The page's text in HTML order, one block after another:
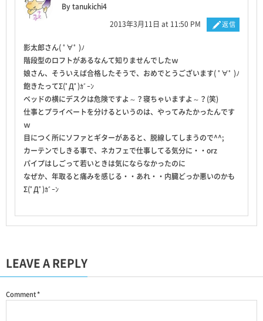
By tanukichi4
2013年3月11日 at 11:50 PM
返信
影太郎さん( ﾟ∀ﾟ )ﾉ
階段型のロフトがあるなんて知りませんでしたｗ
娘さん、そういえば合格したそうで、おめでとうございます( ﾟ∀ﾟ )ﾉ
飽きたってΣ(ﾟДﾟ)ｶﾞｰﾝ
ベッドの横にデスクは危険ですよ～？寝ちゃいますよ～？(笑)
仕事とプライベートを分けるというのは、やってみたかったんです
ｗ
目につく所にソファとギターがあると、脱線してしまうので^^;
カーテンでしきる事で、ネカフェで仕事してる気分に・・orz
パイプはしごって若いときは気にならなかったのに
なぜか、年取ると痛みを感じる・・あれ・・内臓どっか悪いのかも
Σ(ﾟДﾟ)ｶﾞｰﾝ
LEAVE A REPLY
Comment*